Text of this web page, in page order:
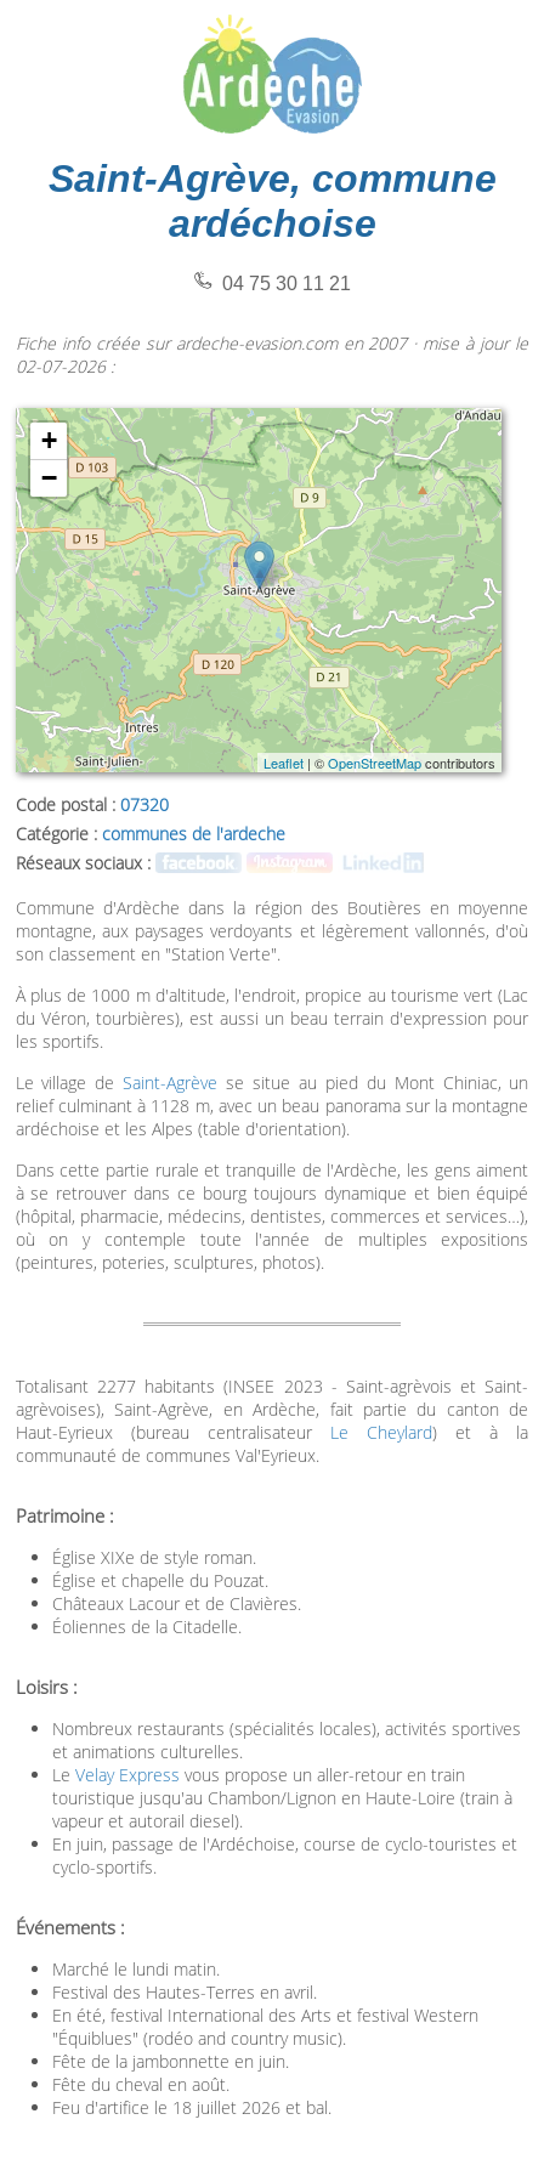
Saint-Agrève, commune
ardéchoise
04 75 30 11 21
Fiche info créée sur ardeche-evasion.com en 2007 · mise à jour le
02-07-2026 :
+
−
Leaflet| ©OpenStreetMapcontributors
Code postal : 07320
Catégorie : communes de l'ardeche
Réseaux sociaux :
Commune d'Ardèche dans la région des Boutières en moyenne
montagne, aux paysages verdoyants et légèrement vallonnés, d'où
son classement en "Station Verte".
À plus de 1000 m d'altitude, l'endroit, propice au tourisme vert (Lac
du Véron, tourbières), est aussi un beau terrain d'expression pour
les sportifs.
Le village deSaint-Agrève se situe au pied du Mont Chiniac, un
relief culminant à 1128 m, avec un beau panorama sur la montagne
ardéchoise et les Alpes (table d'orientation).
Dans cette partie rurale et tranquille de l'Ardèche, les gens aiment
à se retrouver dans ce bourg toujours dynamique et bien équipé
(hôpital, pharmacie, médecins, dentistes, commerces et services…),
où on y contemple toute l'année de multiples expositions
(peintures, poteries, sculptures, photos).
Totalisant 2277 habitants (INSEE 2023 - Saint-agrèvois et Saint-
agrèvoises), Saint-Agrève, en Ardèche, fait partie du canton de
Haut-Eyrieux (bureau centralisateur Le Cheylard) et à la
communauté de communes Val'Eyrieux.
Patrimoine :
Église XIXe de style roman.
Église et chapelle du Pouzat.
Châteaux Lacour et de Clavières.
Éoliennes de la Citadelle.
Loisirs :
Nombreux restaurants (spécialités locales), activités sportives
et animations culturelles.
Le Velay Express vous propose un aller-retour en train
touristique jusqu'au Chambon/Lignon en Haute-Loire (train à
vapeur et autorail diesel).
En juin, passage de l'Ardéchoise, course de cyclo-touristes et
cyclo-sportifs.
Événements :
Marché le lundi matin.
Festival des Hautes-Terres en avril.
En été, festival International des Arts et festival Western
"Équiblues" (rodéo and country music).
Fête de la jambonnette en juin.
Fête du cheval en août.
Feu d'artifice le 18 juillet 2026 et bal.